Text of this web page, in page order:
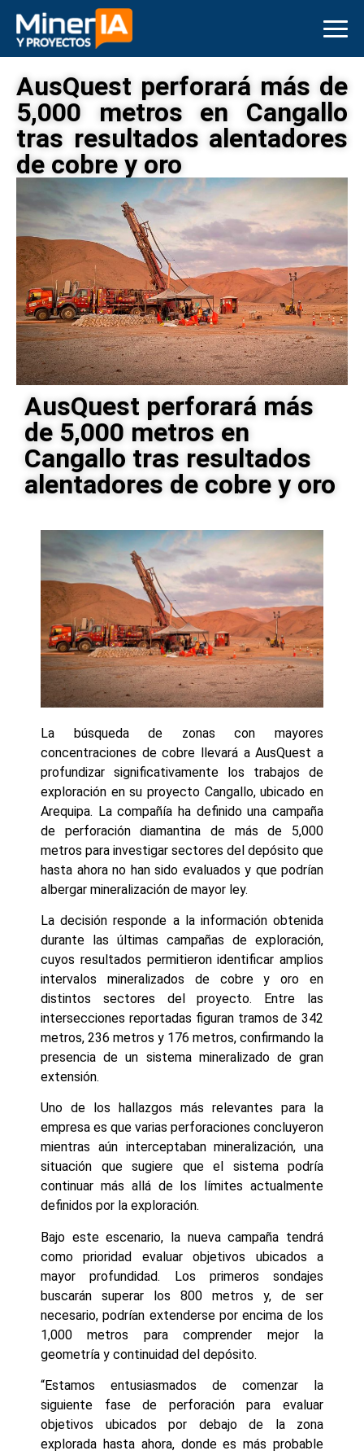
AusQuest perforará más de
5,000 metros en Cangallo
tras resultados alentadores
de cobre y oro
AusQuest perforará más
de 5,000 metros en
Cangallo tras resultados
alentadores de cobre y oro
La búsqueda de zonas con mayores
concentraciones de cobre llevará a AusQuest a
profundizar significativamente los trabajos de
exploración en su proyecto Cangallo, ubicado en
Arequipa. La compañía ha definido una campaña
de perforación diamantina de más de 5,000
metros para investigar sectores del depósito que
hasta ahora no han sido evaluados y que podrían
albergar mineralización de mayor ley.
La decisión responde a la información obtenida
durante las últimas campañas de exploración,
cuyos resultados permitieron identificar amplios
intervalos mineralizados de cobre y oro en
distintos sectores del proyecto. Entre las
intersecciones reportadas figuran tramos de 342
metros, 236 metros y 176 metros, confirmando la
presencia de un sistema mineralizado de gran
extensión.
Uno de los hallazgos más relevantes para la
empresa es que varias perforaciones concluyeron
mientras aún interceptaban mineralización, una
situación que sugiere que el sistema podría
continuar más allá de los límites actualmente
definidos por la exploración.
Bajo este escenario, la nueva campaña tendrá
como prioridad evaluar objetivos ubicados a
mayor profundidad. Los primeros sondajes
buscarán superar los 800 metros y, de ser
necesario, podrían extenderse por encima de los
1,000 metros para comprender mejor la
geometría y continuidad del depósito.
“Estamos entusiasmados de comenzar la
siguiente fase de perforación para evaluar
objetivos ubicados por debajo de la zona
explorada hasta ahora, donde es más probable